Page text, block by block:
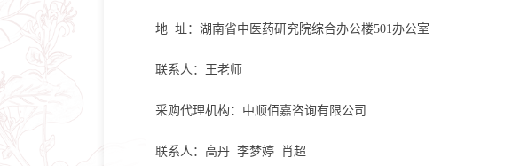
地 址： 湖南省中医药研究院综合办公楼501办公室
联系人：王老师
采购代理机构：中顺佰嘉咨询有限公司
联系人：高丹 李梦婷 肖超